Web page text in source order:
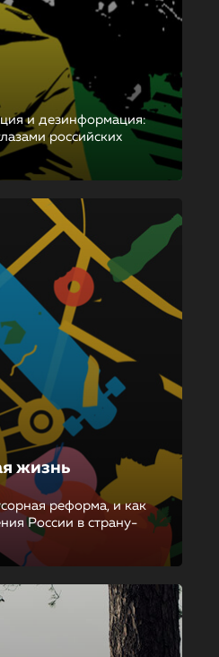
и дезинформация:
российских
жизнь
реформа, и как
России в страну-